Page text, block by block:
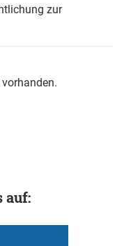
zur
auf: